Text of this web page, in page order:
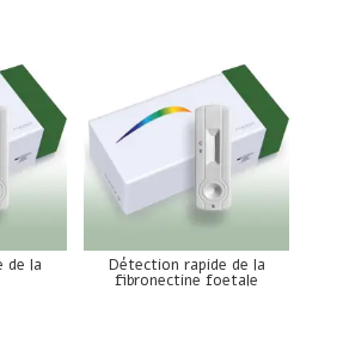
de la Détection rapide de la
fibronectine foetale